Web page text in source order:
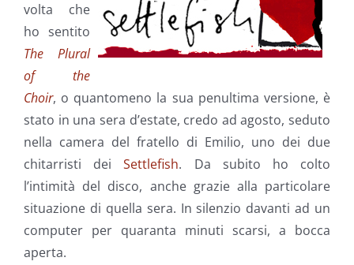
volta che
ho sentito
The Plural
of the
Choir, o quantomeno la sua penultima versione, è
stato in una sera d’estate, credo ad agosto, seduto
nella camera del fratello di Emilio, uno dei due
chitarristi deiSettlefish. Da subito ho colto
l’intimità del disco, anche grazie alla particolare
situazione di quella sera. In silenzio davanti ad un
computer per quaranta minuti scarsi, a bocca
aperta.